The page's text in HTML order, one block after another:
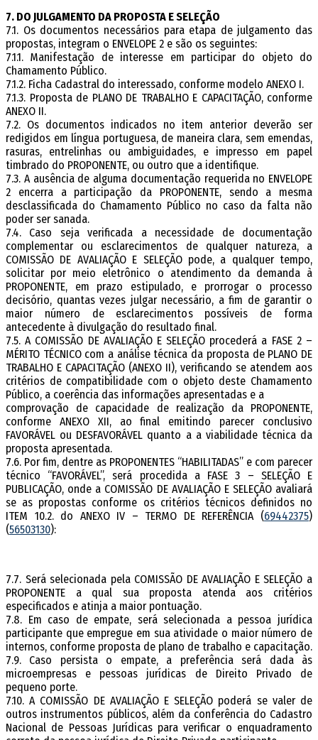
7. DO JULGAMENTO DA PROPOSTA E SELEÇÃO
7.1. Os documentos necessários para etapa de julgamento das
propostas, integram o ENVELOPE 2 e são os seguintes:
7.1.1. Manifestação de interesse em participar do objeto do
Chamamento Público.
7.1.2. Ficha Cadastral do interessado, conforme modelo ANEXO I.
7.1.3. Proposta de PLANO DE TRABALHO E CAPACITAÇÃO, conforme
ANEXO II.
7.2. Os documentos indicados no item anterior deverão ser
redigidos em língua portuguesa, de maneira clara, sem emendas,
rasuras, entrelinhas ou ambiguidades, e impresso em papel
timbrado do PROPONENTE, ou outro que a identifique.
7.3. A ausência de alguma documentação requerida no ENVELOPE
2 encerra a participação da PROPONENTE, sendo a mesma
desclassificada do Chamamento Público no caso da falta não
poder ser sanada.
7.4. Caso seja verificada a necessidade de documentação
complementar ou esclarecimentos de qualquer natureza, a
COMISSÃO DE AVALIAÇÃO E SELEÇÃO pode, a qualquer tempo,
solicitar por meio eletrônico o atendimento da demanda à
PROPONENTE, em prazo estipulado, e prorrogar o processo
decisório, quantas vezes julgar necessário, a fim de garantir o
maior número de esclarecimentos possíveis de forma
antecedente à divulgação do resultado final.
7.5. A COMISSÃO DE AVALIAÇÃO E SELEÇÃO procederá a FASE 2 –
MÉRITO TÉCNICO com a análise técnica da proposta de PLANO DE
TRABALHO E CAPACITAÇÃO (ANEXO II), verificando se atendem aos
critérios de compatibilidade com o objeto deste Chamamento
Público, a coerência das informações apresentadas e a
comprovação de capacidade de realização da PROPONENTE,
conforme ANEXO XII, ao final emitindo parecer conclusivo
FAVORÁVEL ou DESFAVORÁVEL quanto a a viabilidade técnica da
proposta apresentada.
7.6. Por fim, dentre as PROPONENTES “HABILITADAS” e com parecer
técnico “FAVORÁVEL”, será procedida a FASE 3 – SELEÇÃO E
PUBLICAÇÃO, onde a COMISSÃO DE AVALIAÇÃO E SELEÇÃO avaliará
se as propostas conforme os critérios técnicos definidos no
ITEM 10.2. do ANEXO IV – TERMO DE REFERÊNCIA (69442375)
(56503130):
7.7. Será selecionada pela COMISSÃO DE AVALIAÇÃO E SELEÇÃO a
PROPONENTE a qual sua proposta atenda aos critérios
especificados e atinja a maior pontuação.
7.8. Em caso de empate, será selecionada a pessoa jurídica
participante que empregue em sua atividade o maior número de
internos, conforme proposta de plano de trabalho e capacitação.
7.9. Caso persista o empate, a preferência será dada às
microempresas e pessoas jurídicas de Direito Privado de
pequeno porte.
7.10. A COMISSÃO DE AVALIAÇÃO E SELEÇÃO poderá se valer de
outros instrumentos públicos, além da conferência do Cadastro
Nacional de Pessoas Jurídicas para verificar o enquadramento